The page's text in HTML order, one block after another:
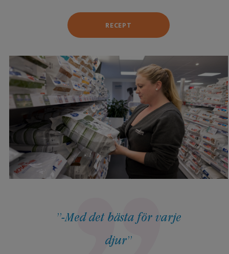
-Med det bästa för varje
djur
RECEPT